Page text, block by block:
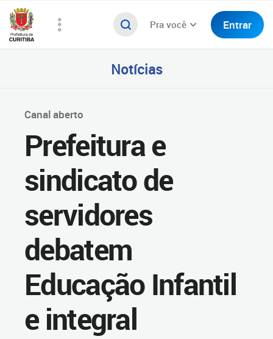
Pra você Entrar
Notícias
Canal aberto
Prefeitura e
sindicato de
servidores
debatem
Educação Infantil
e integral